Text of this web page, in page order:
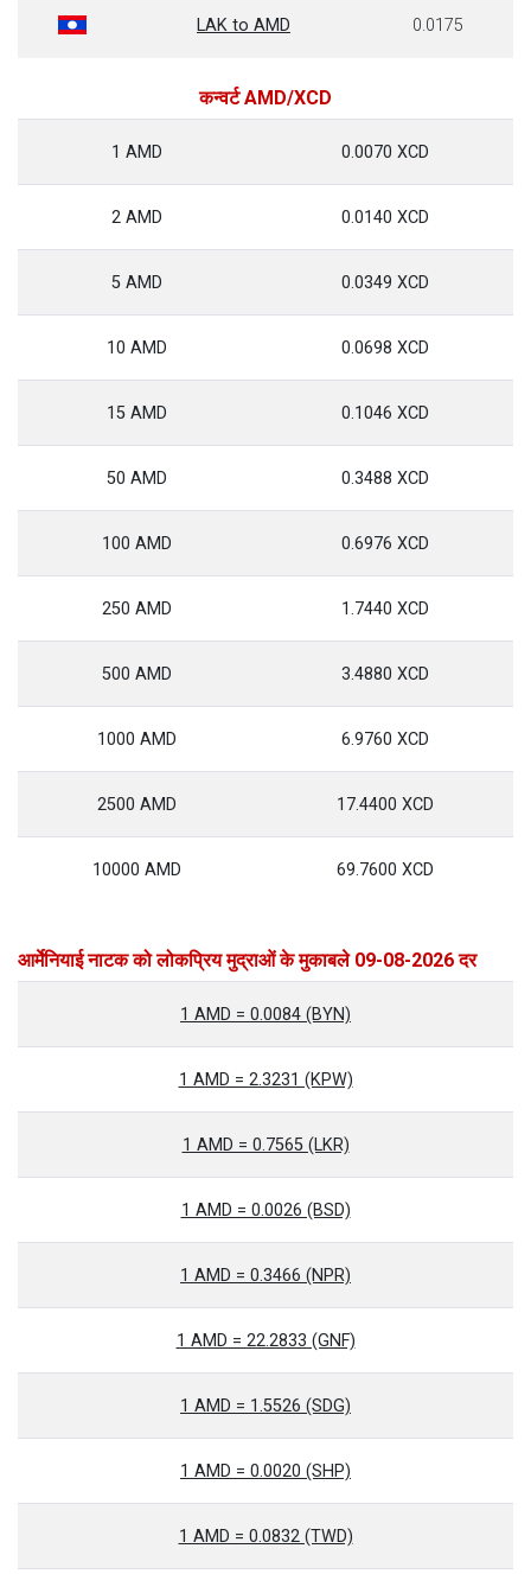
LAK to AMD 0.0175
कन्वर्ट AMD/XCD
1 AMD 0.0070 XCD
2 AMD 0.0140 XCD
5 AMD 0.0349 XCD
10 AMD 0.0698 XCD
15 AMD 0.1046 XCD
50 AMD 0.3488 XCD
100 AMD 0.6976 XCD
250 AMD 1.7440 XCD
500 AMD 3.4880 XCD
1000 AMD 6.9760 XCD
2500 AMD 17.4400 XCD
10000 AMD 69.7600 XCD
आर्मेनियाई नाटक को लोकप्रिय मुद्राओं के मुकाबले 09-08-2026 दर
1 AMD = 0.0084 (BYN)
1 AMD = 2.3231 (KPW)
1 AMD = 0.7565 (LKR)
1 AMD = 0.0026 (BSD)
1 AMD = 0.3466 (NPR)
1 AMD = 22.2833 (GNF)
1 AMD = 1.5526 (SDG)
1 AMD = 0.0020 (SHP)
1 AMD = 0.0832 (TWD)